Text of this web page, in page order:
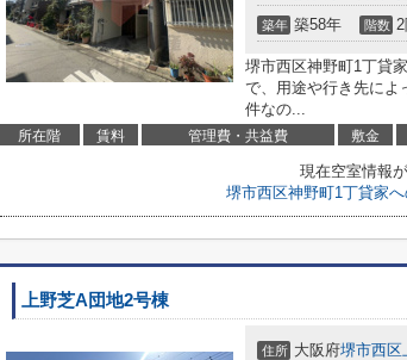
築年 築58年 階数
堺市西区神野町1丁貸
で、用途や行き先によ
件なの...
所在階 賃料 管理費・共益費 敷金
現在空室情報
堺市西区神野町1丁貸家
上野芝A団地2号棟
住所 大阪府堺市西区